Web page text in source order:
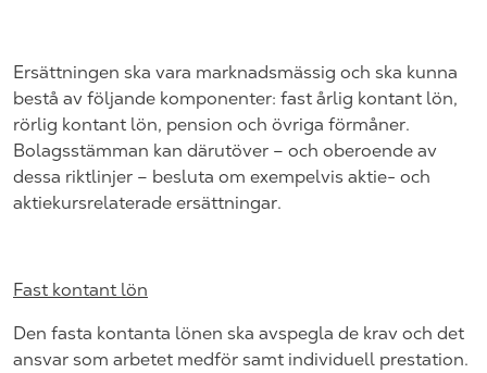
Ersättningen ska vara marknadsmässig och ska kunna
bestå av följande komponenter: fast årlig kontant lön,
rörlig kontant lön, pension och övriga förmåner.
Bolagsstämman kan därutöver – och oberoende av
dessa riktlinjer – besluta om exempelvis aktie- och
aktiekursrelaterade ersättningar.
Fast kontant lön
Den fasta kontanta lönen ska avspegla de krav och det
ansvar som arbetet medför samt individuell prestation.